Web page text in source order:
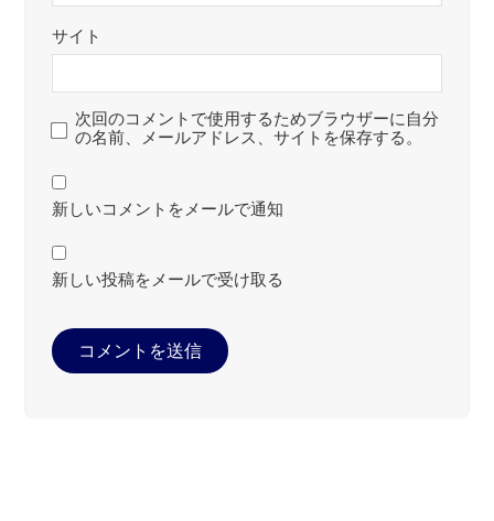
サイト
次回のコメントで使用するためブラウザーに自分
の名前、メールアドレス、サイトを保存する。
新しいコメントをメールで通知
新しい投稿をメールで受け取る